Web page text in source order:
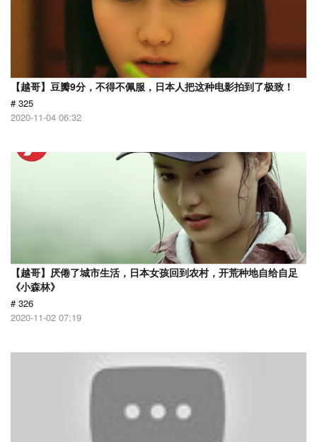
【越哥】豆瓣9分，不得不佩服，日本人把这种电影拍到了极致！
# 325
2020-11-04 06:32
【越哥】厌倦了城市生活，日本女孩回到农村，开荒种地自给自足
《小森林》
# 326
2020-11-02 07:19